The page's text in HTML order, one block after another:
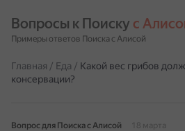
Вопросы к Поиску с
Примеры ответов Поиска с Алисой
Главная / Еда / Какой вес грибов
консервации?
Вопрос для Поиска с Алисой
18 марта